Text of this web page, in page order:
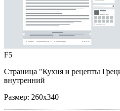
F5
Страница "Кухня и рецепты
внутренний
Размер: 260x340